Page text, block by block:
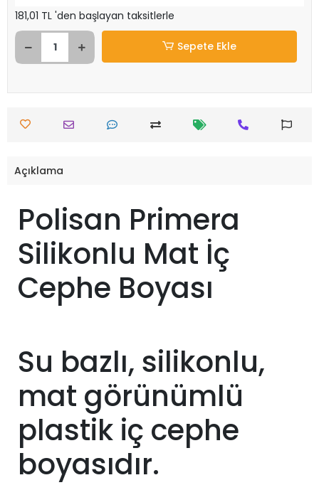
181,01 TL 'den başlayan taksitlerle
Sepete Ekle
Açıklama
Polisan Primera
Silikonlu Mat İç
Cephe Boyası
Su bazlı, silikonlu,
mat görünümlü
plastik iç cephe
boyasıdır.